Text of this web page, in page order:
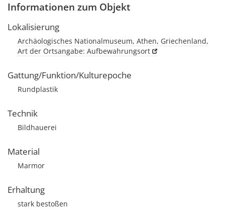
Informationen zum Objekt
Lokalisierung
Archäologisches Nationalmuseum, Athen, Griechenland,
Art der Ortsangabe: Aufbewahrungsort
Gattung/Funktion/Kulturepoche
Rundplastik
Technik
Bildhauerei
Material
Marmor
Erhaltung
stark bestoßen